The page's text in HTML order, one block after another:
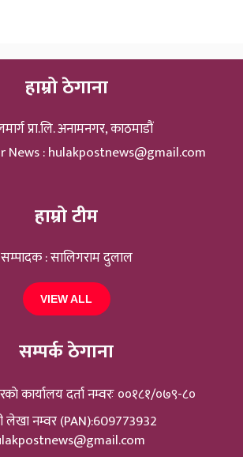
हाम्रो ठेगाना
प्रा.लि. अनामनगर, काठमाडौं
News :hulakpostnews@gmail.com
हाम्रो टीम
सम्पादक : सालिगराम दुलाल
VIEW ALL
सम्पर्क ठेगाना
कार्यालय दर्ता नम्वरः ००१८१/०७९-८०
लेखा नम्वर (PAN):609773932